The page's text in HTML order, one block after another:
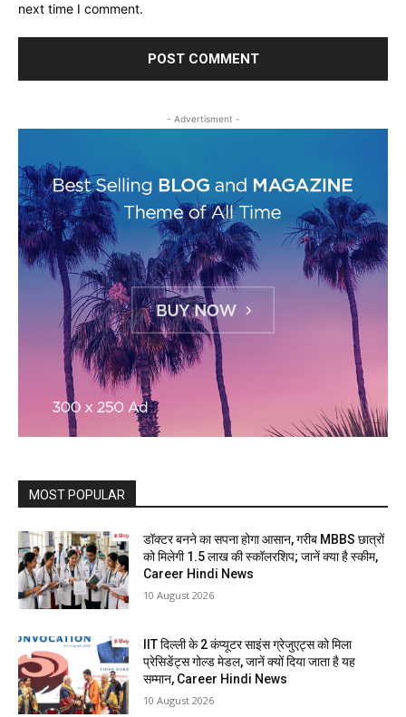
next time I comment.
- Advertisment -
MOST POPULAR
डॉक्टर बनने का सपना होगा आसान, गरीब MBBS छात्रों
को मिलेगी 1.5 लाख की स्कॉलरशिप; जानें क्या है स्कीम,
Career Hindi News
10 August 2026
IIT दिल्ली के 2 कंप्यूटर साइंस ग्रेजुएट्स को मिला
प्रेसिडेंट्स गोल्ड मेडल, जानें क्यों दिया जाता है यह
सम्मान, Career Hindi News
10 August 2026